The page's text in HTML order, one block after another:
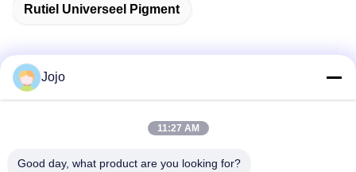
Rutiel Universeel Pigment
Jojo
11:27 AM
Good day, what product are you looking for?